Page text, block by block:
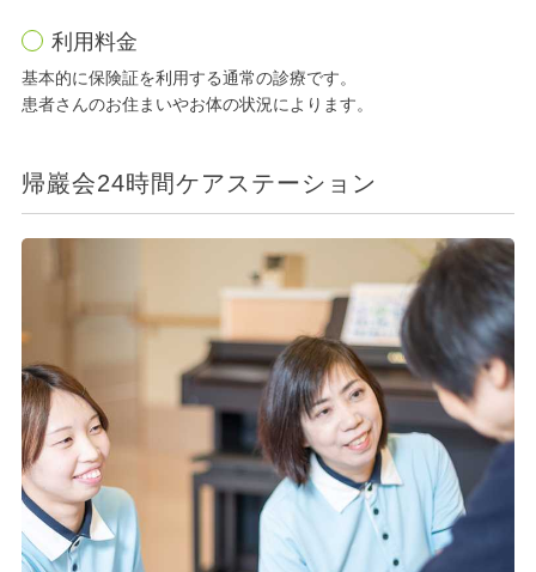
利用料金
基本的に保険証を利用する通常の診療です。
患者さんのお住まいやお体の状況によります。
帰巖会24時間ケアステーション